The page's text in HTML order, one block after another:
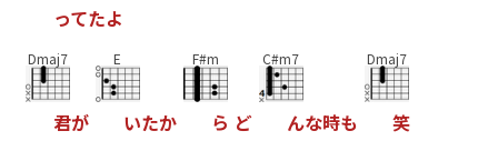
ってたよ
Dmaj7
君が
E
いたか
F#m
ら ど
C#m7
んな時も
Dmaj7
笑